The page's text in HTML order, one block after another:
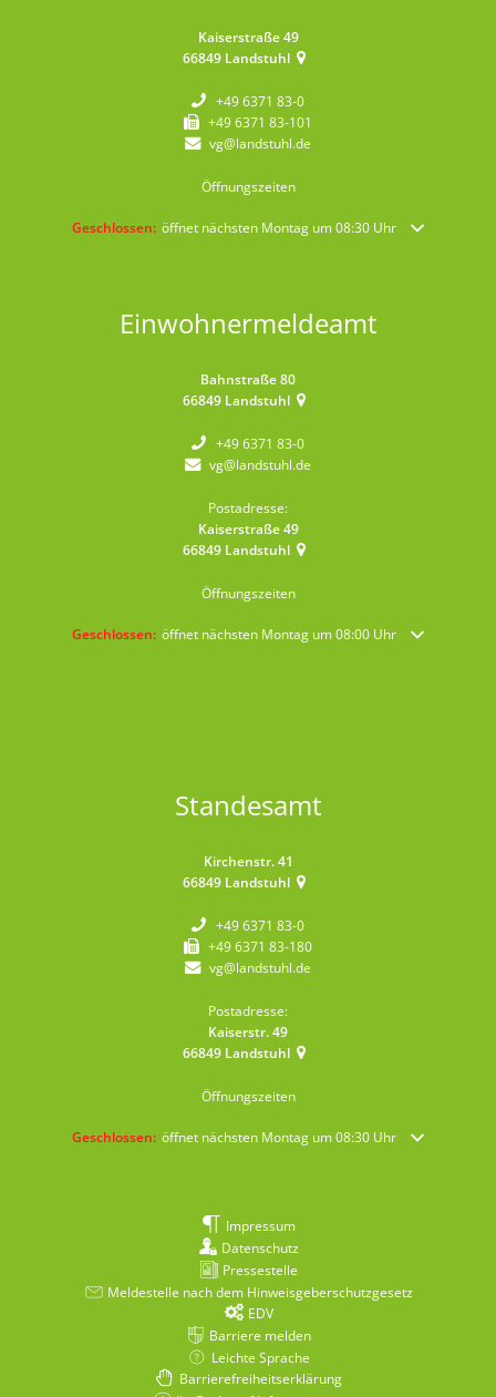
Kaiserstraße 49
66849 Landstuhl
+49 6371 83-0
+49 6371 83-101
vg@landstuhl.de
Öffnungszeiten
Klicken, um weitere Öffnungs- oder Schließzeiten auszublenden
Geschlossen: öffnet nächsten Montag um 08:30 Uhr
Einwohnermeldeamt
Bahnstraße 80
66849 Landstuhl
+49 6371 83-0
vg@landstuhl.de
Postadresse:
Kaiserstraße 49
66849 Landstuhl
Öffnungszeiten
Klicken, um weitere Öffnungs- oder Schließzeiten auszublenden
Geschlossen: öffnet nächsten Montag um 08:00 Uhr
Standesamt
Kirchenstr. 41
66849 Landstuhl
+49 6371 83-0
+49 6371 83-180
vg@landstuhl.de
Postadresse:
Kaiserstr. 49
66849 Landstuhl
Öffnungszeiten
Klicken, um weitere Öffnungs- oder Schließzeiten auszublenden
Geschlossen: öffnet nächsten Montag um 08:30 Uhr
Impressum
Datenschutz
Pressestelle
Meldestelle nach dem Hinweisgeberschutzgesetz
EDV
Barriere melden
Leichte Sprache
Barrierefreiheitserklärung